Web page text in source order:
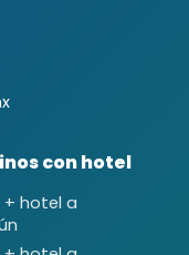
con hotel
+ hotel a